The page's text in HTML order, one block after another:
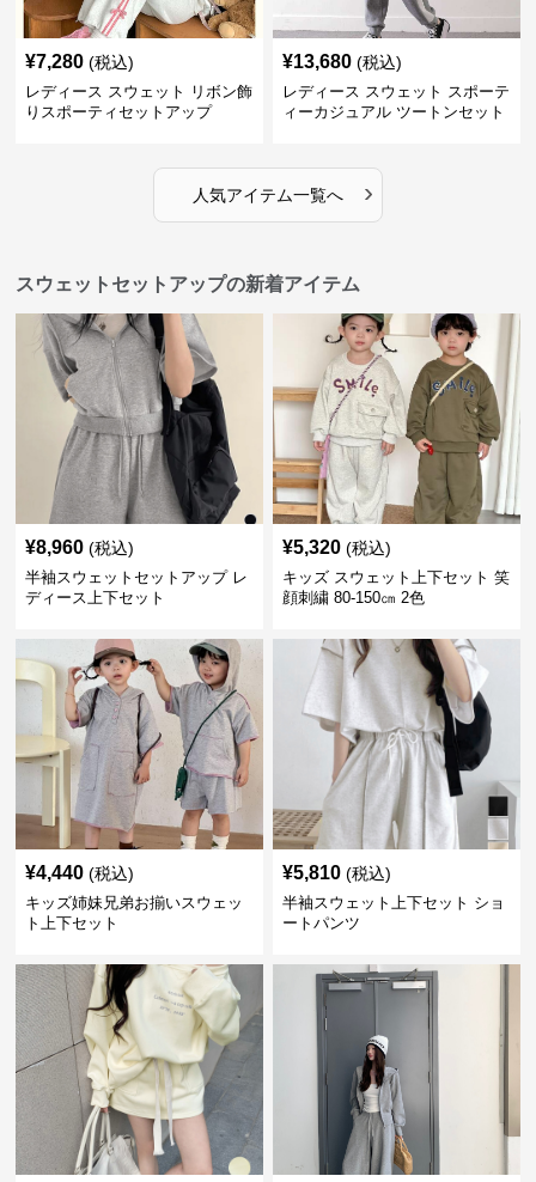
¥7,280 (税込)
レディース スウェット リボン飾
りスポーティセットアップ
¥13,680 (税込)
レディース スウェット スポーテ
ィーカジュアル ツートンセット
人気アイテム一覧へ ›
スウェットセットアップの新着アイテム
¥8,960 (税込)
半袖スウェットセットアップ レ
ディース上下セット
¥5,320 (税込)
キッズ スウェット上下セット 笑
顔刺繍 80-150㎝ 2色
¥4,440 (税込)
キッズ姉妹兄弟お揃いスウェッ
ト上下セット
¥5,810 (税込)
半袖スウェット上下セット ショ
ートパンツ